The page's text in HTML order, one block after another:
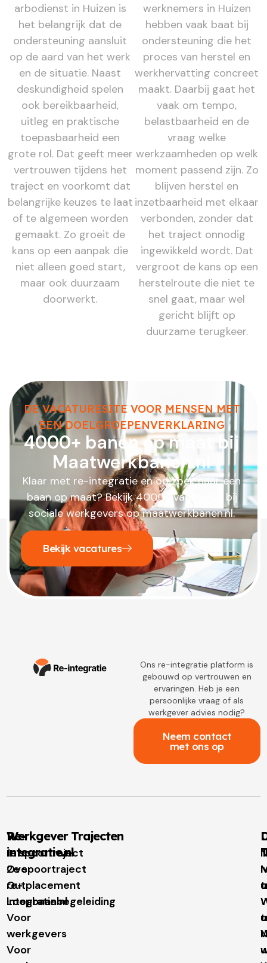
arbodienst in Huizen is
het belangrijk dat de
ondersteuning aansluit
op de aard van het werk
en de situatie. Naast
deskundigheid spelen
ook bereikbaarheid,
uitleg en praktische
toepasbaarheid een
grote rol. Dat geeft meer
vertrouwen tijdens het
traject en voorkomt dat
belangrijke keuzes te laat
of te algemeen worden
gemaakt. Zo groeit de
kans op een aanpak die
niet alleen goed start,
maar ook duurzaam
doorwerkt.
werknemers in Huizen
hebben vaak baat bij
ondersteuning die het
proces van herstel en
werkhervatting concreet
maakt. Daarbij gaat het
vaak om tempo,
belastbaarheid en de
vraag welke
werkzaamheden op welk
moment passend zijn. Zo
blijven herstel en
inzetbaarheid met elkaar
verbonden, zonder dat
het traject onnodig
ingewikkeld wordt. Dat
vergroot de kans op een
herstelroute die niet te
snel gaat, maar wel
gericht blijft op
duurzame terugkeer.
DE VACATURESITE VOOR MENSEN MET
EEN DOELGROEPENVERKLARING
4000+ banen op maat bij
Maatwerkbanen.nl
Klaar met re-integratie en op zoek naar een
baan op maat? Bekijk 4000+ vacatures bij
sociale werkgevers op maatwerkbanen.nl.
Bekijk vacatures
Ons re-integratie platform is
gebouwd op vertrouwen en
ervaringen. Heb je een
persoonlijke vraag of als
werkgever advies nodig?
Neem contact
met ons op
Re-
integratie.nl
Over
re-
integratie.nl
Voor
werkgevers
Voor
Werkgever Trajecten
1e spoortraject
2e spoortraject
Outplacement
Loopbaanbegeleiding